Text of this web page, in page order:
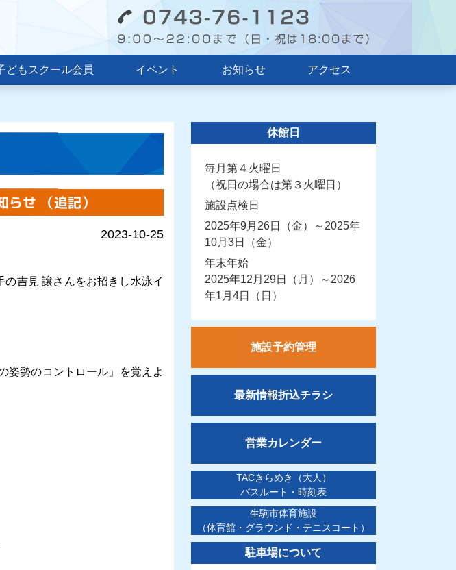
どもスクール会員 イベント お知らせ アクセス
せ （追記）
2023-10-25
吉見 譲さんをお招きし水泳イ
姿勢のコントロール」を覚えよ
休館日
毎月第４火曜日
（祝日の場合は第３火曜日）
施設点検日
2025年9月26日（金）～2025年
10月3日（金）
年末年始
2025年12月29日（月）～2026
年1月4日（日）
施設予約管理
最新情報折込チラシ
営業カレンダー
TACきらめき（大人）
バスルート・時刻表
生駒市体育施設
（体育館・グラウンド・テニスコート）
駐車場について